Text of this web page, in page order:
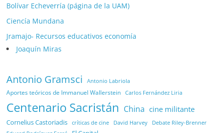
Bolívar Echeverría (página de la UAM)
Ciencía Mundana
Jramajo- Recursos educativos economía
Joaquín Miras
Antonio Gramsci Antonio Labriola
Aportes teóricos de Immanuel Wallerstein Carlos Fernández Liria
Centenario Sacristán China cine militante
Cornelius Castoriadis críticas de cine David Harvey Debate Riley-Brenner